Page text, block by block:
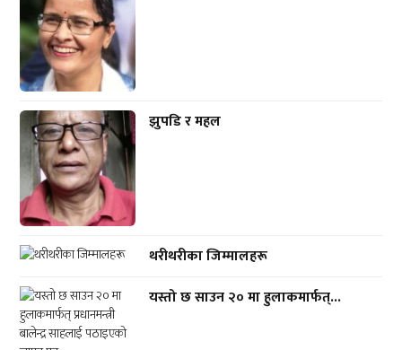
झुपडि र महल
थरीथरीका जिम्मालहरू
यस्तो छ साउन २० मा हुलाकमार्फत्...